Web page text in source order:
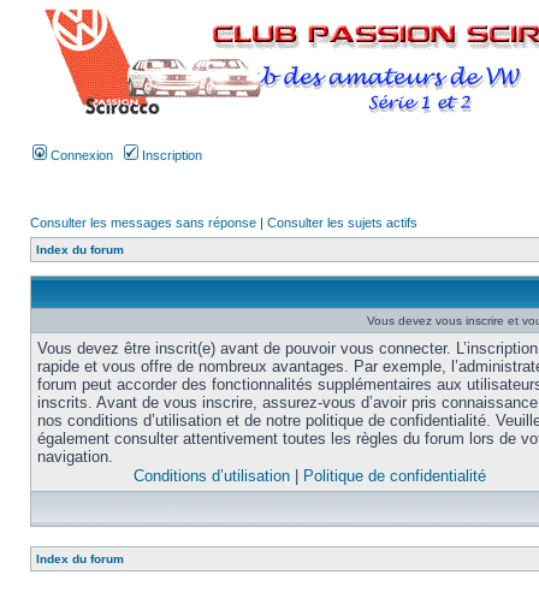
Connexion Inscription
Consulter les messages sans réponse | Consulter les sujets actifs
Index du forum
Vous devez vous inscrire et
Vous devez être inscrit(e) avant de pouvoir vous connecter.
rapide et vous offre de nombreux avantages. Par exemple,
forum peut accorder des fonctionnalités supplémentaires aux
inscrits. Avant de vous inscrire, assurez-vous d’avoir pris
nos conditions d’utilisation et de notre politique de confidentialité.
également consulter attentivement toutes les règles du forum lors de
navigation.
Conditions d’utilisation
Politique de confidentialité
Index du forum